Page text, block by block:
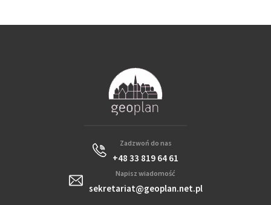
Zadzwoń do nas
+48 33 819 64 61
Napisz wiadomość
sekretariat@geoplan.net.pl